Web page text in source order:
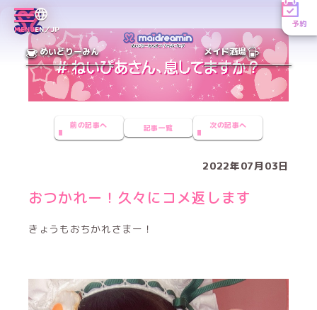
MENUEN／JP
予約
めいどりーみん メイド酒場
前の記事へ 記事一覧 次の記事へ
2022年07月03日
おつかれー！久々にコメ返します
きょうもおちかれさまー！